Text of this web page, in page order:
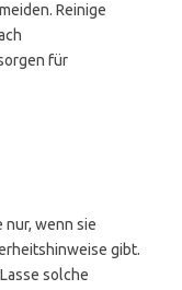
Reinige
für
nur, wenn sie
gibt.
solche